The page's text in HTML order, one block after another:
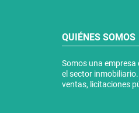
QUIÉNES SOMOS
Somos una empresa
el sector
ventas, licitaciones